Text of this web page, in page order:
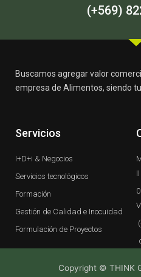
m
(+569)
Buscamos agregar valor
empresa de Alimentos, siendo
Servicios
I+D+i & Negocios
Servicios tecnológicos
Formación
Gestión de Calidad e Inocuidad
Formulación de Proyectos
Copyright © THINK